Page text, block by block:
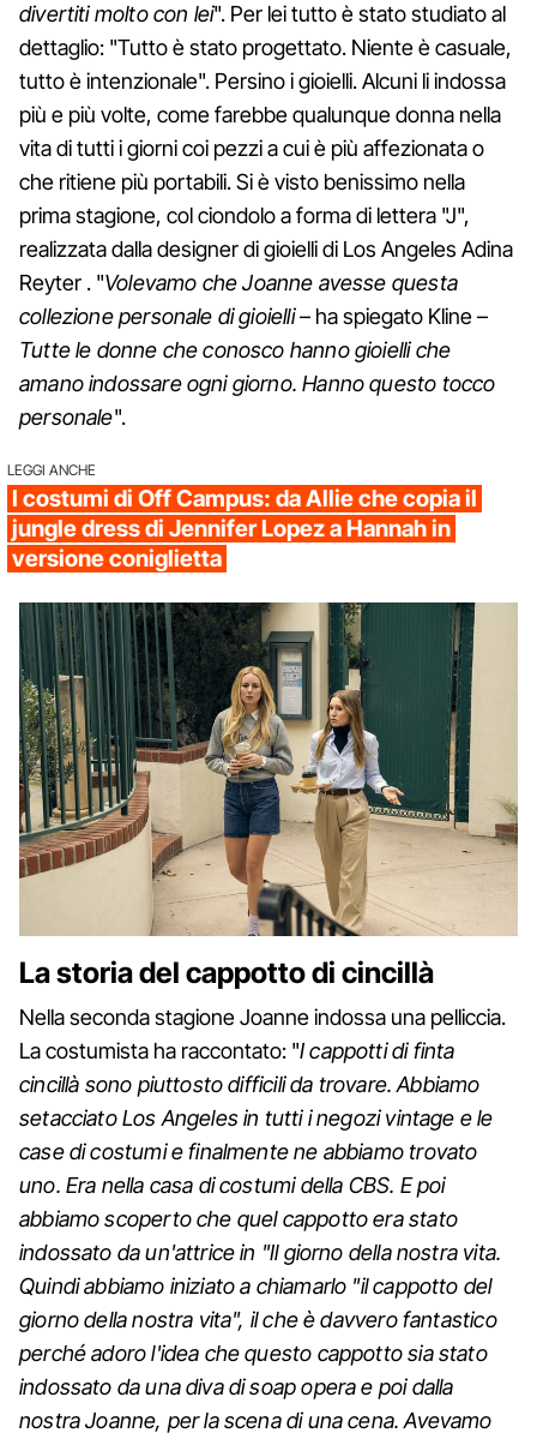
divertiti molto con lei". Per lei tutto è stato studiato al
dettaglio: "Tutto è stato progettato. Niente è casuale,
tutto è intenzionale". Persino i gioielli. Alcuni li indossa
più e più volte, come farebbe qualunque donna nella
vita di tutti i giorni coi pezzi a cui è più affezionata o
che ritiene più portabili. Si è visto benissimo nella
prima stagione, col ciondolo a forma di lettera "J",
realizzata dalla designer di gioielli di Los Angeles Adina
Reyter . "Volevamo che Joanne avesse questa
collezione personale di gioielli– ha spiegato Kline –
Tutte le donne che conosco hanno gioielli che
amano indossare ogni giorno. Hanno questo tocco
personale".
LEGGI ANCHE
I costumi di Off Campus: da Allie che copia il
jungle dress di Jennifer Lopez a Hannah in
versione coniglietta
La storia del cappotto di cincillà
Nella seconda stagione Joanne indossa una pelliccia.
La costumista ha raccontato: "I cappotti di finta
cincillà sono piuttosto difficili da trovare. Abbiamo
setacciato Los Angeles in tutti i negozi vintage e le
case di costumi e finalmente ne abbiamo trovato
uno. Era nella casa di costumi della CBS. E poi
abbiamo scoperto che quel cappotto era stato
indossato da un'attrice in "Il giorno della nostra vita.
Quindi abbiamo iniziato a chiamarlo "il cappotto del
giorno della nostra vita", il che è davvero fantastico
perché adoro l'idea che questo cappotto sia stato
indossato da una diva di soap opera e poi dalla
nostra Joanne, per la scena di una cena. Avevamo